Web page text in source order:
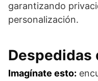
garantizando
personalización.
Despedidas
Imagínate esto: